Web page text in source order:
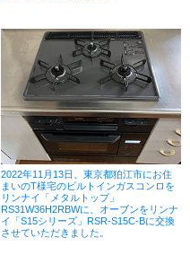
2022年11月13日、東京都狛江市にお住
まいのT様宅のビルトインガスコンロを
リンナイ「メタルトップ」
RS31W36H2RBWに、オーブンをリンナ
イ「S15シリーズ」RSR-S15C-Bに交換
させていただきました。